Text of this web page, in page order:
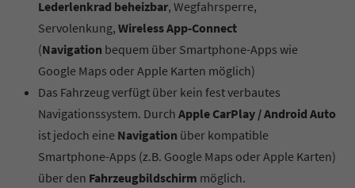
Lederlenkrad beheizbar, Wegfahrsperre,
Servolenkung, Wireless App-Connect
(Navigation bequem über Smartphone-Apps wie
Google Maps oder Apple Karten möglich)
Das Fahrzeug verfügt über kein fest verbautes
Navigationssystem. Durch Apple CarPlay / Android Auto
ist jedoch eine Navigation über kompatible
Smartphone-Apps (z.B. Google Maps oder Apple Karten)
über den Fahrzeugbildschirm möglich.